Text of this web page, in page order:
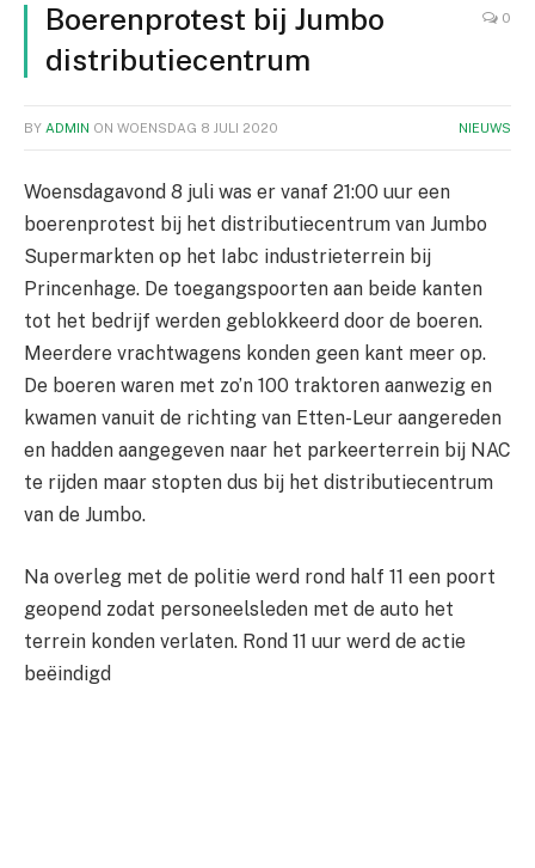
Boerenprotest bij Jumbo
distributiecentrum
0
BY ADMIN ON WOENSDAG 8 JULI 2020 NIEUWS
Woensdagavond 8 juli was er vanaf 21:00 uur een
boerenprotest bij het distributiecentrum van Jumbo
Supermarkten op het Iabc industrieterrein bij
Princenhage. De toegangspoorten aan beide kanten
tot het bedrijf werden geblokkeerd door de boeren.
Meerdere vrachtwagens konden geen kant meer op.
De boeren waren met zo’n 100 traktoren aanwezig en
kwamen vanuit de richting van Etten-Leur aangereden
en hadden aangegeven naar het parkeerterrein bij NAC
te rijden maar stopten dus bij het distributiecentrum
van de Jumbo.
Na overleg met de politie werd rond half 11 een poort
geopend zodat personeelsleden met de auto het
terrein konden verlaten. Rond 11 uur werd de actie
beëindigd